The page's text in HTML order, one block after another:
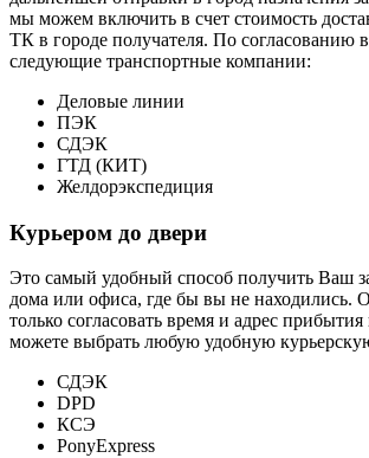
мы можем включить в счет стоимость
ТК в городе получателя. По согласованию
следующие транспортные компании:
Деловые линии
ПЭК
СДЭК
ГТД (КИТ)
Желдорэкспедиция
Курьером до двери
Это самый удобный способ получить Ваш
дома или офиса, где бы вы не находились.
только согласовать время и адрес
можете выбрать любую удобную
СДЭК
DPD
КСЭ
PonyExpress